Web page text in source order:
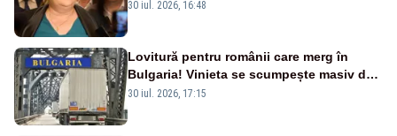
un accident rutier
30 iul. 2026, 16:48
Lovitură pentru românii care merg în
Bulgaria! Vinieta se scumpește masiv de
la 1 august
30 iul. 2026, 17:15